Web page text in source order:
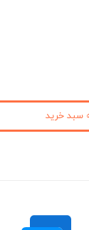
سبد خرید